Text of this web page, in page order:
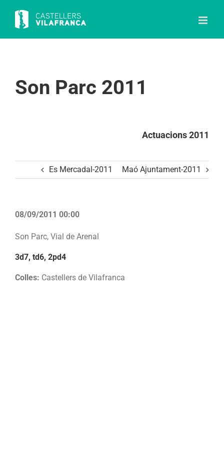
content
Son Parc 2011
Actuacions 2011
Es Mercadal-2011 Maó Ajuntament-2011
08/09/2011 00:00
Son Parc, Vial de Arenal
3d7, td6, 2pd4
Colles: Castellers de Vilafranca